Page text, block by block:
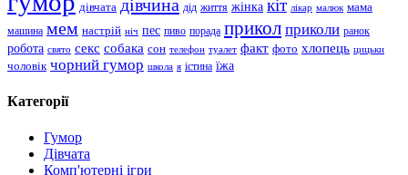
дівчата дівчина дід життя жінка кіт лікар малюк мама
машина мем настрій ніч пес пиво порада прикол приколи ранок
робота свято секс собака сон телефон туалет факт фото хлопець цицьки
чоловік чорний гумор школа я істина їжа
Категорії
Гумор
Дівчата
Комп'ютерні ігри